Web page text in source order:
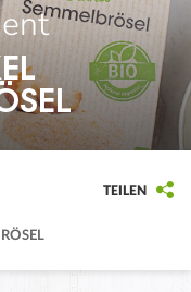
TEILEN